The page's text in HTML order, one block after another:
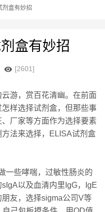
剂盒有妙招
盒有妙招
[2601]
游，赏百花清幽。在前面
样选择试剂盒，但那些事
厂家等方面作为选择要素
法来选择，ELISA试剂盒
一些哮喘，过敏性肠炎的
以及血清内里IgG，IgE
友，选择sigma公司V等